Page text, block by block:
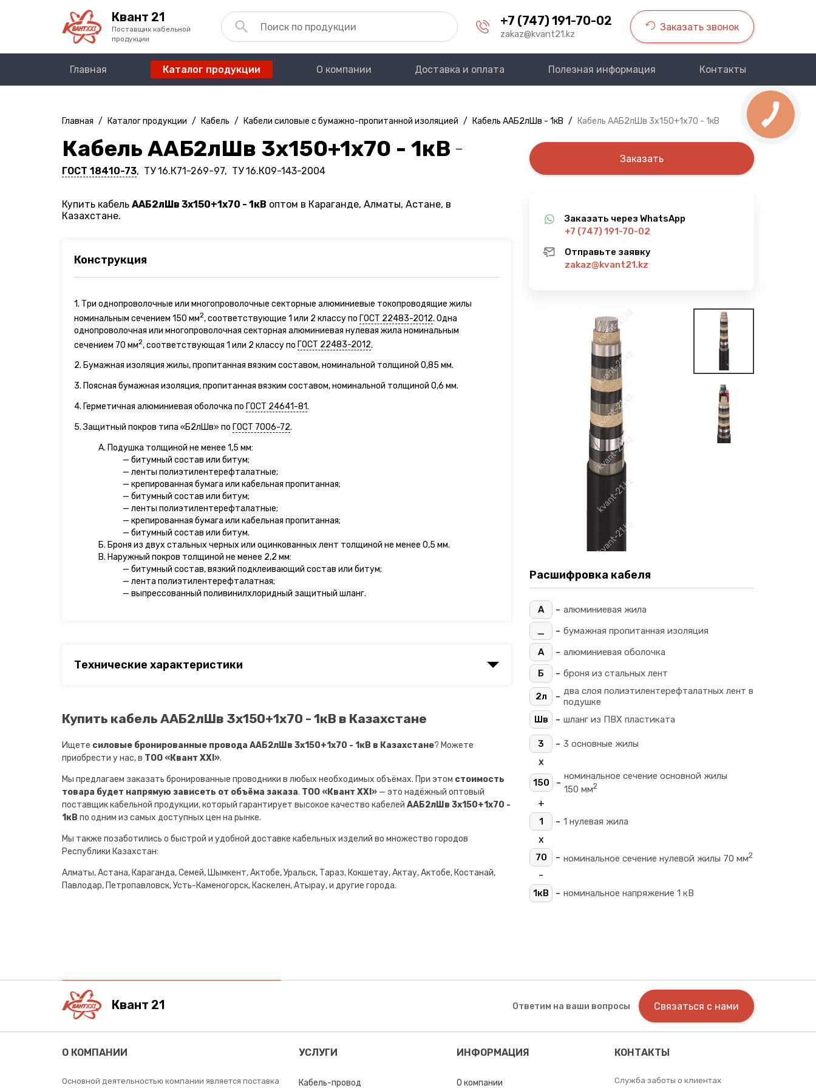
Квант 21
Поставщик кабельной
продукции
+7 (747) 191-70-02
zakaz@kvant21.kz
Заказать звонок
Главная Каталог продукции О компании Доставка и оплата Полезная информация Контакты
Главная / Каталог продукции / Кабель / Кабели силовые с бумажно-пропитанной изоляцией / Кабель ААБ2лШв - 1кВ / Кабель ААБ2лШв 3х150+1х70 - 1кВ
Кабель ААБ2лШв 3х150+1х70 - 1кВ —
ГОСТ 18410-73, ТУ 16.К71-269-97, ТУ 16.К09-143-2004
Купить кабель ААБ2лШв 3х150+1х70 - 1кВ оптом в Караганде, Алматы, Астане, в
Казахстане.
Конструкция
1. Три однопроволочные или многопроволочные секторные алюминиевые токопроводящие жилы
номинальным сечением 150 мм2, соответствующие 1 или 2 классу по ГОСТ 22483-2012. Одна
однопроволочная или многопроволочная секторная алюминиевая нулевая жила номинальным
сечением 70 мм2, соответствующая 1 или 2 классу по ГОСТ 22483-2012.
2. Бумажная изоляция жилы, пропитанная вязким составом, номинальной толщиной 0,85 мм.
3. Поясная бумажная изоляция, пропитанная вязким составом, номинальной толщиной 0,6 мм.
4. Герметичная алюминиевая оболочка по ГОСТ 24641-81.
5. Защитный покров типа «Б2лШв» по ГОСТ 7006-72.
А. Подушка толщиной не менее 1,5 мм:
— битумный состав или битум;
— ленты полиэтилентерефталатные;
— крепированная бумага или кабельная пропитанная;
— битумный состав или битум;
— ленты полиэтилентерефталатные;
— крепированная бумага или кабельная пропитанная;
— битумный состав или битум.
Б. Броня из двух стальных черных или оцинкованных лент толщиной не менее 0,5 мм.
В. Наружный покров толщиной не менее 2,2 мм:
— битумный состав, вязкий подклеивающий состав или битум;
— лента полиэтилентерефталатная;
— выпрессованный поливинилхлоридный защитный шланг.
Технические характеристики
Купить кабель ААБ2лШв 3х150+1х70 - 1кВ в Казахстане
Ищете силовые бронированные провода ААБ2лШв 3х150+1х70 - 1кВ в Казахстане? Можете
приобрести у нас, в ТОО «Квант XXI».
Мы предлагаем заказать бронированные проводники в любых необходимых объёмах. При этом стоимость
товара будет напрямую зависеть от объёма заказа. ТОО «Квант XXI» — это надёжный оптовый
поставщик кабельной продукции, который гарантирует высокое качество кабелей ААБ2лШв 3х150+1х70 -
1кВ по одним из самых доступных цен на рынке.
Мы также позаботились о быстрой и удобной доставке кабельных изделий во множество городов
Республики Казахстан:
Алматы, Астана, Караганда, Семей, Шымкент, Актобе, Уральск, Тараз, Кокшетау, Актау, Актобе, Костанай,
Павлодар, Петропавловск, Усть-Каменогорск, Каскелен, Атырау, и другие города.
Заказать
Заказать через WhatsApp
+7 (747) 191-70-02
Отправьте заявку
zakaz@kvant21.kz
Расшифровка кабеля
А - алюминиевая жила
_
- бумажная пропитанная изоляция
А
- алюминиевая оболочка
Б
- броня из стальных лент
2л - два слоя полиэтилентерефталатных лент в
подушке
Шв
- шланг из ПВХ пластиката
3 - 3 основные жилы
х
150 -
номинальное сечение основной жилы
150 мм2
+
1 - 1 нулевая жила
х
70 - номинальное сечение нулевой жилы 70 мм2
-
1кВ - номинальное напряжение 1 кВ
Квант 21 Ответим на ваши вопросы Связаться с нами
О КОМПАНИИ
Основной деятельностью компании является поставка
УСЛУГИ
Кабель-провод
ИНФОРМАЦИЯ
О компании
КОНТАКТЫ
Служба заботы о клиентах